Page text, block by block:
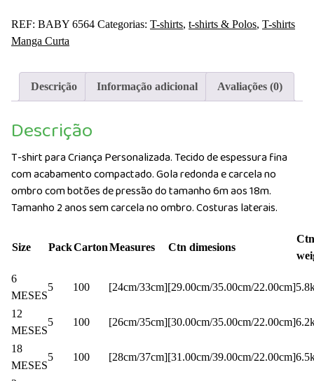
Criança
Baby
Roly
REF: BABY 6564 Categorias: T-shirts, t-shirts & Polos, T-shirts
Manga Curta
Descrição Informação adicional Avaliações (0)
Descrição
T-shirt para Criança Personalizada. Tecido de espessura fina
com acabamento compactado. Gola redonda e carcela no
ombro com botões de pressão do tamanho 6m aos 18m.
Tamanho 2 anos sem carcela no ombro. Costuras laterais.
Size PackCartonMeasures Ctn dimesions
Ctn
6
MESES
5 100 [24cm/33cm][29.00cm/35.00cm/22.00cm]
12
MESES
5 100 [26cm/35cm][30.00cm/35.00cm/22.00cm]
18
MESES
5 100 [28cm/37cm][31.00cm/39.00cm/22.00cm]